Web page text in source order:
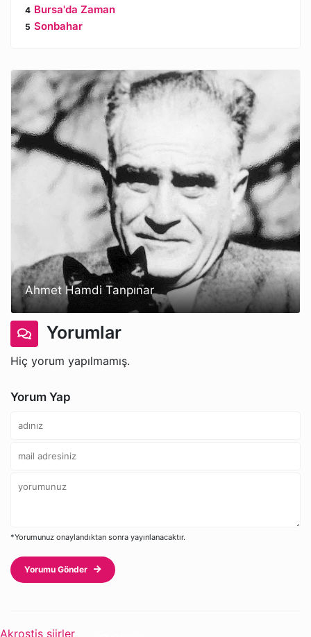
Bursa'da Zaman
Sonbahar
Ahmet Hamdi Tanpınar
Yorumlar
Hiç yorum yapılmamış.
Yorum Yap
*Yorumunuz onaylandıktan sonra yayınlanacaktır.
Yorumu Gönder
Akrostiş şiirler